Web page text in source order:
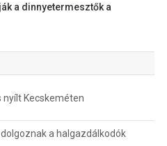
a dinnyetermesztők a
nyílt Kecskeméten
a halgazdálkodók